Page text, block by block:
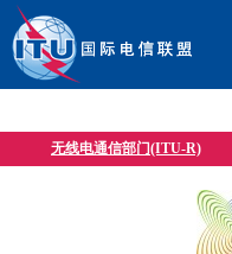
无线电通信部门(ITU-R)